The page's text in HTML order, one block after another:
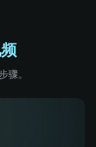
骤。